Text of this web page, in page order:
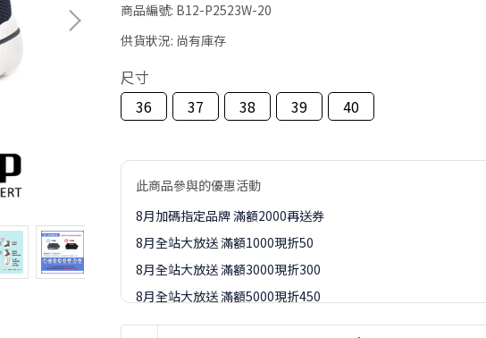
商品編號: B12-P2523W-20
供貨狀況: 尚有庫存
尺寸
36
37 38 39 40
此商品參與的優惠活動
8月加碼指定品牌 滿額2000再送券
8月全站大放送 滿額1000現折50
8月全站大放送 滿額3000現折300
8月全站大放送 滿額5000現折450
8月全站大放送 滿額8000現折888